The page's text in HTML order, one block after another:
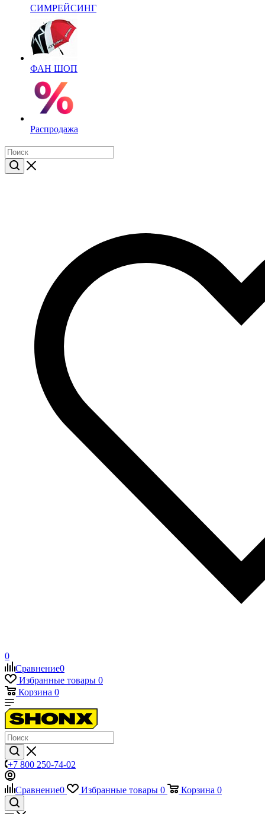
СИМРЕЙСИНГ
ФАН ШОП
Распродажа
0
Сравнение0
Избранные товары 0
Корзина 0
+7 800 250-74-02
Сравнение0 Избранные товары 0 Корзина 0